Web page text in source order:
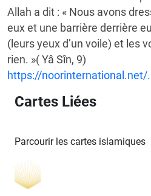
Allah a dit : « Nous avons
eux et une barrière derrière
(leurs yeux d’un voile) et les
rien. »( Yâ Sîn, 9)
https://noorinternational.net/
Cartes Liées
Parcourir les cartes islamiques